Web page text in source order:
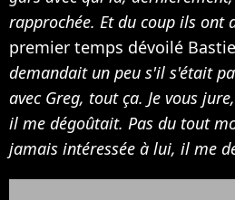
rapprochée. Et du coup ils ont
premier temps dévoilé
demandait un peu s'il s'était
avec Greg, tout ça. Je vous
il me dégoûtait. Pas du tout
jamais intéressée à lui, il me